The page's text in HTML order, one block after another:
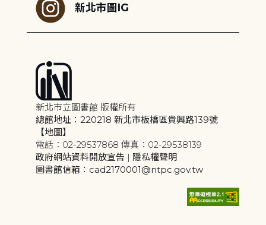
新北市圖IG
新北市立圖書館 版權所有
總館地址：220218 新北市板橋區貴興路139號
【地圖】
電話：02-29537868 傳真：02-29538139
政府網站資料開放宣告 | 隱私權聲明
圖書館信箱：cad2170001@ntpc.gov.tw